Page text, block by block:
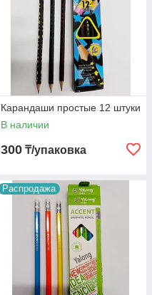
Карандаши простые 12 штуки
В наличии
300 ₸/упаковка
Распродажа